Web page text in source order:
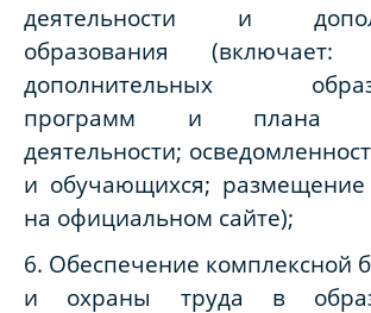
деятельности и
образования (включает:
дополнительных
программ и плана
деятельности;
и обучающихся; размещение
на официальном сайте);
6. Обеспечение комплексной
и охраны труда в